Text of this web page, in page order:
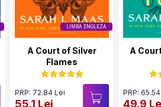
LIMBA ENGLEZA
A Court of Silver
Flames
PRP: 72.84 Lei
55.1 Lei
A
PRP:
49.9